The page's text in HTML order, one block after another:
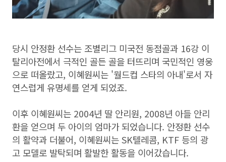
당시 안정환 선수는 조별리그 미국전 동점골과 16강 이
탈리아전에서 극적인 골든 골을 터뜨리며 국민적인 영웅
으로 떠올랐고, 이혜원씨는 '월드컵 스타의 아내'로서 자
연스럽게 유명세를 얻게 되었죠.
이후 이혜원씨는 2004년 딸 안리원, 2008년 아들 안리
환을 얻으며 두 아이의 엄마가 되었습니다. 안정환 선수
의 활약과 더불어, 이혜원씨는 SK텔레콤, KTF 등의 광
고 모델로 발탁되며 활발한 활동을 이어갔습니다.